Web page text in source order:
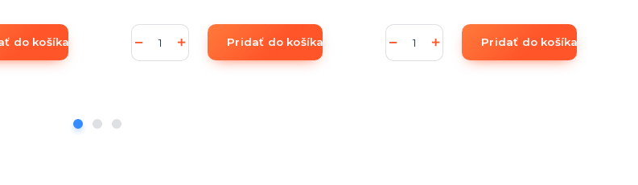
do košíka Pridať do košíka Pridať do košíka